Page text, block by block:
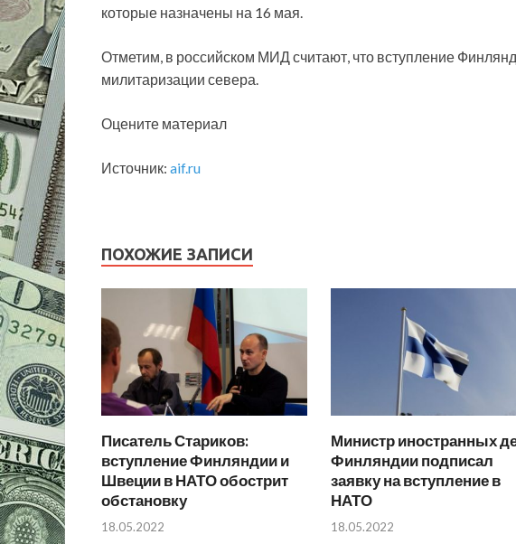
которые назначены на 16 мая.
Отметим, в российском МИД считают, что вступление
милитаризации севера.
Оцените материал
Источник: aif.ru
ПОХОЖИЕ ЗАПИСИ
Писатель Стариков:
вступление Финляндии и
Швеции в НАТО обострит
обстановку
18.05.2022
Министр иностранных
Финляндии подписал
заявку на вступление в
НАТО
18.05.2022